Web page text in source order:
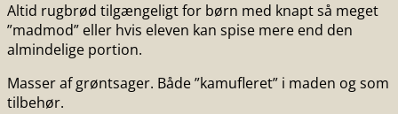
Altid rugbrød tilgængeligt for børn med knapt så meget
”madmod” eller hvis eleven kan spise mere end den
almindelige portion.
Masser af grøntsager. Både ”kamufleret” i maden og som
tilbehør.